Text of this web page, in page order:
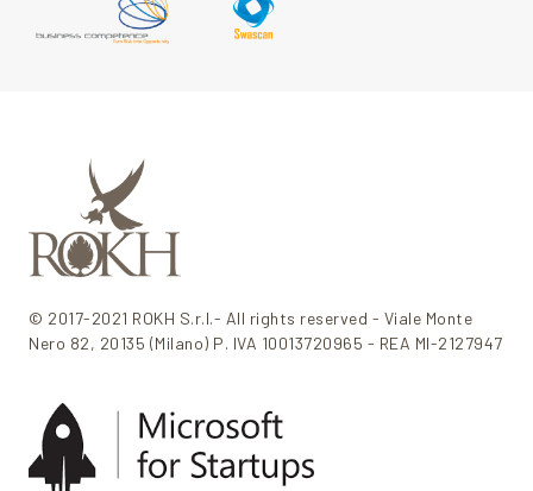
© 2017-2021 ROKH S.r.l.- All rights reserved - Viale Monte
Nero 82, 20135 (Milano) P. IVA 10013720965 - REA MI-2127947